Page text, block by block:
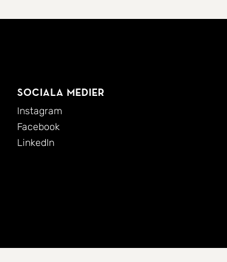
Sociala medier
Instagram
Facebook
LinkedIn